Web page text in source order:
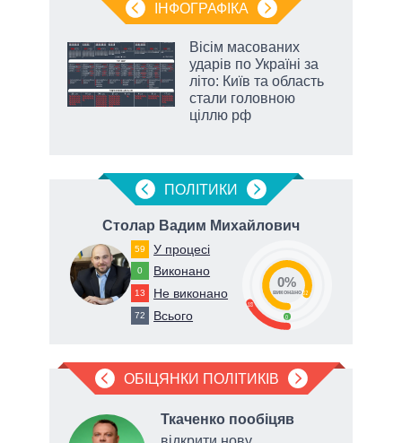
ІНФОГРАФІКА
Вісім масованих
ударів по Україні за
літо: Київ та область
стали головною
ціллю рф
ПОЛIТИКИ
Столар Вадим Михайлович
59 У процесі
0 Виконано
13 Не виконано
72 Всього
18
0
82
0%
виконано
ОБІЦЯНКИ ПОЛІТИКІВ
Ткаченко пообіцяв